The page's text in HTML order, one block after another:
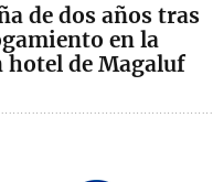
de dos años tras
en la
hotel de Magaluf